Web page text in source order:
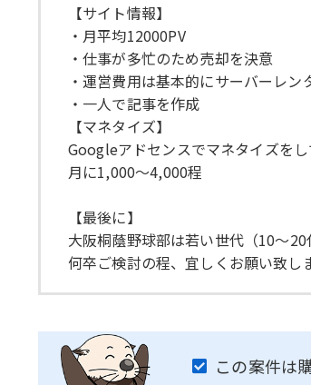
【サイト情報】
・月平均12000PV
・仕事が多忙のため売却を決意
・運営費用は基本的にサーバーレン
・一人で記事を作成
【マネタイズ】
Googleアドセンスでマネタイズをし
月に1,000～4,000程
【最後に】
大阪桐蔭野球部は若い世代（10～20
何卒ご検討の程、宜しくお願い致し
この案件は